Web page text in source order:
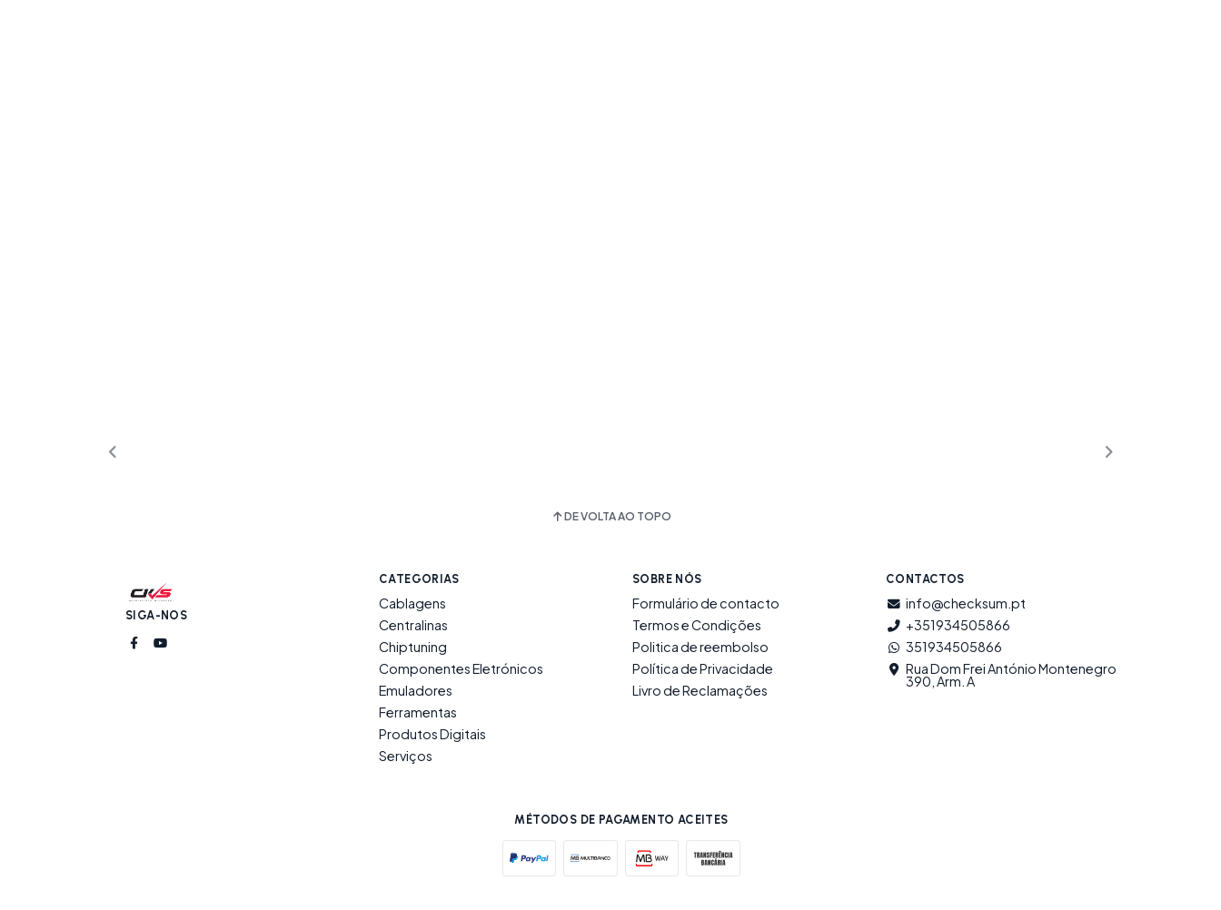
DE VOLTA AO TOPO
SIGA-NOS
CATEGORIAS
Cablagens
Centralinas
Chiptuning
Componentes Eletrónicos
Emuladores
Ferramentas
Produtos Digitais
Serviços
SOBRE NÓS
Formulário de contacto
Termos e Condições
Politica de reembolso
Política de Privacidade
Livro de Reclamações
CONTACTOS
info@checksum.pt
+351934505866
351934505866
Rua Dom Frei António Montenegro
390, Arm. A
MÉTODOS DE PAGAMENTO ACEITES